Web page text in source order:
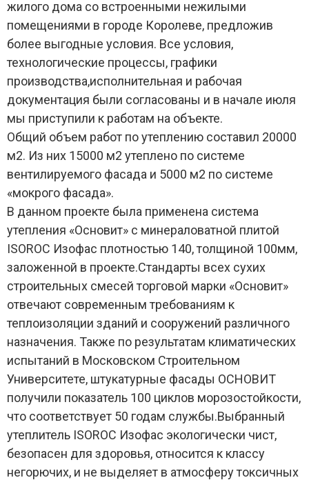
жилого дома со встроенными нежилыми
помещениями в городе Королеве, предложив
более выгодные условия. Все условия,
технологические процессы, графики
производства,исполнительная и рабочая
документация были согласованы и в начале июля
мы приступили к работам на объекте.
Общий объем работ по утеплению составил 20000
м2. Из них 15000 м2 утеплено по системе
вентилируемого фасада и 5000 м2 по системе
«мокрого фасада».
В данном проекте была применена система
утепления «Основит» с минераловатной плитой
ISOROC Изофас плотностью 140, толщиной 100мм,
заложенной в проекте.Стандарты всех сухих
строительных смесей торговой марки «Основит»
отвечают современным требованиям к
теплоизоляции зданий и сооружений различного
назначения. Также по результатам климатических
испытаний в Московском Строительном
Университете, штукатурные фасады ОСНОВИТ
получили показатель 100 циклов морозостойкости,
что соответствует 50 годам службы.Выбранный
утеплитель ISOROC Изофас экологически чист,
безопасен для здоровья, относится к классу
негорючих, и не выделяет в атмосферу токсичных